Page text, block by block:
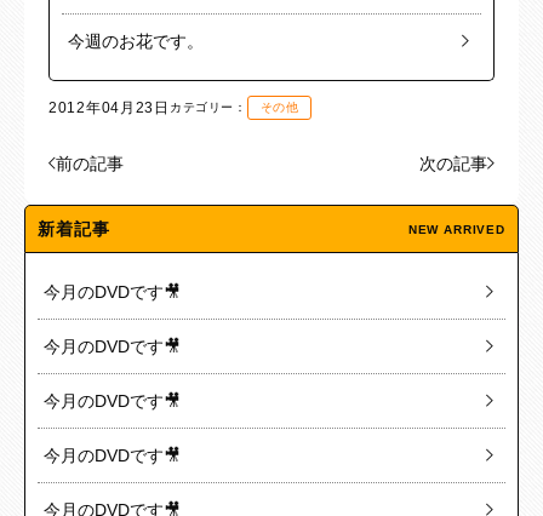
今週のお花です。
2012年04月23日 カテゴリー： その他
前の記事 次の記事
新着記事 NEW ARRIVED
今月のDVDです🎥
今月のDVDです🎥
今月のDVDです🎥
今月のDVDです🎥
今月のDVDです🎥